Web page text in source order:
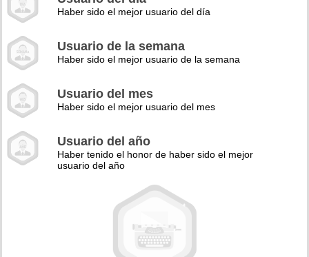
Haber sido el mejor usuario del día
Usuario de la semana
Haber sido el mejor usuario de la semana
Usuario del mes
Haber sido el mejor usuario del mes
Usuario del año
Haber tenido el honor de haber sido el mejor
usuario del año